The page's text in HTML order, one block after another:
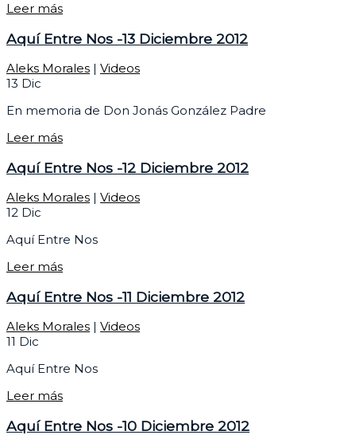
Leer más
Aquí Entre Nos -13 Diciembre 2012
Aleks Morales | Videos
13 Dic
En memoria de Don Jonás González Padre
Leer más
Aquí Entre Nos -12 Diciembre 2012
Aleks Morales | Videos
12 Dic
Aquí Entre Nos
Leer más
Aquí Entre Nos -11 Diciembre 2012
Aleks Morales | Videos
11 Dic
Aquí Entre Nos
Leer más
Aquí Entre Nos -10 Diciembre 2012